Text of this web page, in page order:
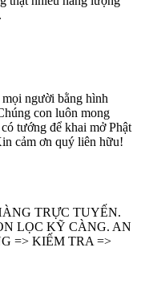
người bằng hình
con luôn mong
tướng để khai mở Phật
cảm ơn quý liên hữu!
TRỰC TUYẾN.
LỌC KỸ CÀNG. AN
=> KIẾM TRA =>